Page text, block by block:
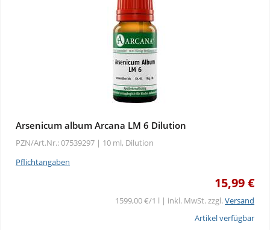
Arsenicum album Arcana LM 6 Dilution
PZN/Art.Nr.: 07539297 | 10 ml, Dilution
Pflichtangaben
15,99 €
1599,00 €/1 l | inkl. MwSt. zzgl.Versand
Artikel verfügbar